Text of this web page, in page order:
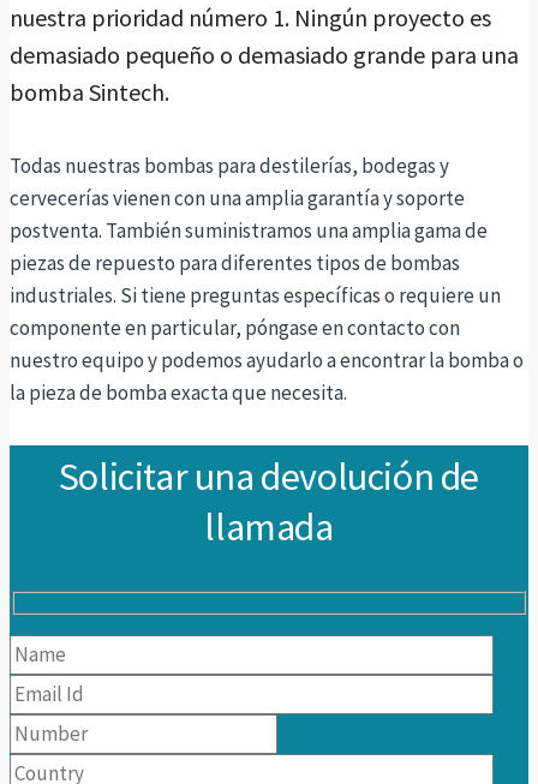
nuestra prioridad número 1. Ningún proyecto es
demasiado pequeño o demasiado grande para una
bomba Sintech.
Todas nuestras bombas para destilerías, bodegas y
cervecerías vienen con una amplia garantía y soporte
postventa. También suministramos una amplia gama de
piezas de repuesto para diferentes tipos de bombas
industriales. Si tiene preguntas específicas o requiere un
componente en particular, póngase en contacto con
nuestro equipo y podemos ayudarlo a encontrar la bomba o
la pieza de bomba exacta que necesita.
Solicitar una devolución de
llamada